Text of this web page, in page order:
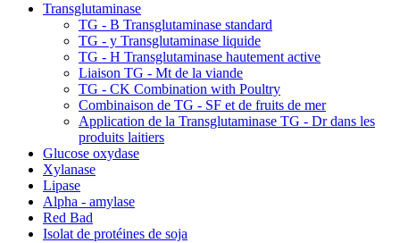
Transglutaminase
TG - B Transglutaminase standard
TG - y Transglutaminase liquide
TG - H Transglutaminase hautement active
Liaison TG - Mt de la viande
TG - CK Combination with Poultry
Combinaison de TG - SF et de fruits de mer
Application de la Transglutaminase TG - Dr dans les
produits laitiers
Glucose oxydase
Xylanase
Lipase
Alpha - amylase
Red Bad
Isolat de protéines de soja